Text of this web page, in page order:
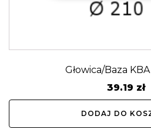
Głowica/Baza
39.19 zł
DODAJ DO